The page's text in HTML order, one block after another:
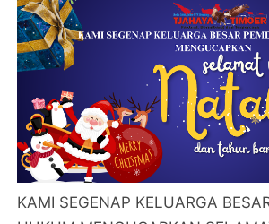
KAMI SEGENAP KELUARGA